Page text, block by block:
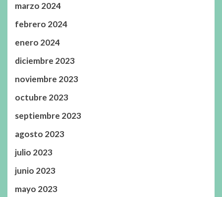
marzo 2024
febrero 2024
enero 2024
diciembre 2023
noviembre 2023
octubre 2023
septiembre 2023
agosto 2023
julio 2023
junio 2023
mayo 2023